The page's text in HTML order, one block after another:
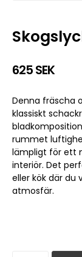
625 SEK
Denna fräscha
klassiskt
rummet
lämpligt för ett
interiör. Det
eller kök där du
atmosfär.